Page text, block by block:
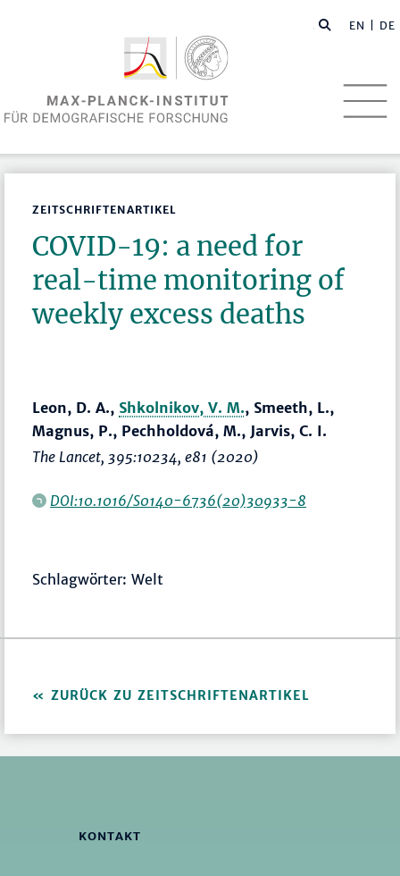
EN | DE
ZEITSCHRIFTENARTIKEL
COVID-19: a need for
real-time monitoring of
weekly excess deaths
Leon, D. A., Shkolnikov, V. M., Smeeth, L.,
Magnus, P., Pechholdová, M., Jarvis, C. I.
The Lancet, 395:10234, e81 (2020)
DOI:10.1016/S0140-6736(20)30933-8
Schlagwörter: Welt
ZURÜCK ZU ZEITSCHRIFTENARTIKEL
KONTAKT